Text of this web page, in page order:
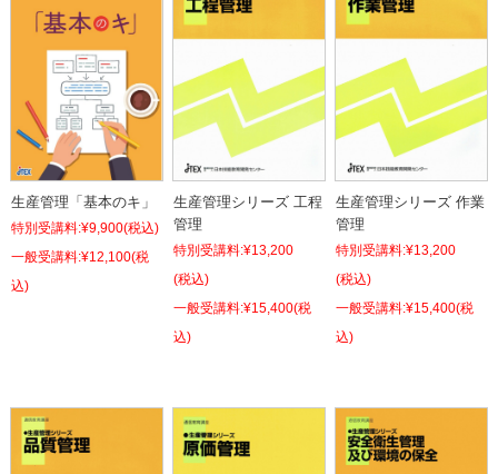
生産管理「基本のキ」
特別受講料:¥9,900(税込)
¥12,100(税
込)
生産管理シリーズ 工程
管理
特別受講料:¥13,200
(税込)
¥15,400(税
込)
生産管理シリーズ 作業
管理
特別受講料:¥13,200
(税込)
¥15,400(税
込)